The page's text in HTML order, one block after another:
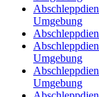
Umgebung
Umgebung
Umgebung